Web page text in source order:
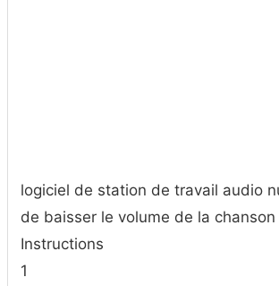
logiciel de station de travail audio
de baisser le volume de la
Instructions
1